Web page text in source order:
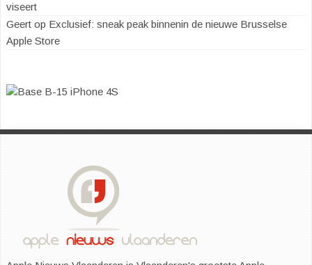
viseert
Geert op Exclusief: sneak peak binnenin de nieuwe Brusselse
Apple Store